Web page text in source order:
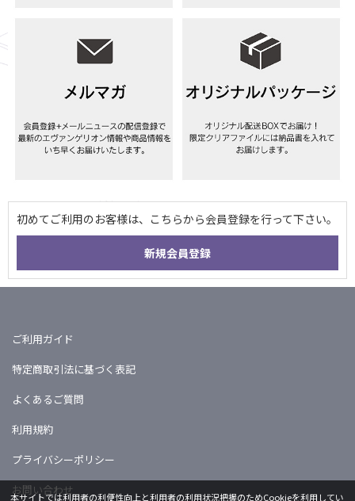
ご利用ガイド
特定商取引法に基づく表記
よくあるご質問
利用規約
プライバシーポリシー
お問い合わせ
本サイトでは利用者の利便性向上と利用者の利用状況把握のためCookieを利用してい